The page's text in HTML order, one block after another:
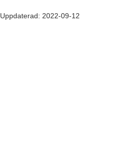
Uppdaterad: 2022-09-12